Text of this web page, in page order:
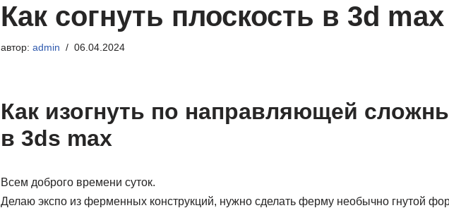
Как согнуть плоскость в 3d max
автор: admin 06.04.2024
Как изогнуть по направляющей
в 3ds max
Всем доброго времени суток.
Делаю экспо из ферменных конструкций, нужно сделать ферму необычно гнутой